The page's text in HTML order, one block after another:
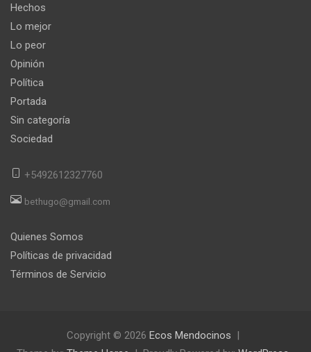
Hechos
Lo mejor
Lo peor
Opinión
Política
Portada
Sin categoría
Sociedad
+5492612327760
bethugo@gmail.com
Quienes Somos
Políticas de privacidad
Términos de Servicio
Copyright © 2026 Ecos Mendocinos